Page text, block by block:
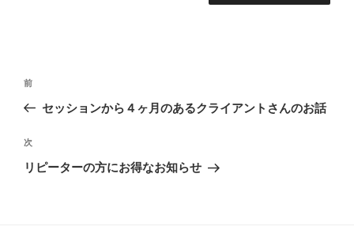
投
ビ
ゲ
前
の
稿
前
セッションから４ヶ月のあるクライアントさんのお話
次
の
次
リピーターの方にお得なお知らせ